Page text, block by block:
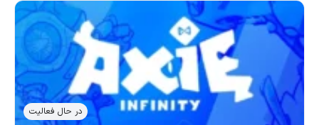
در حال فعالیت